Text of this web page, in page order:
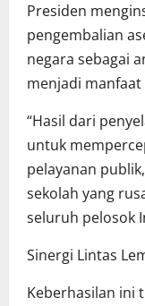
Presiden
pengembalian
negara sebagai
menjadi
“Hasil dari
untuk
pelayanan
sekolah yang
seluruh pelosok
Sinergi Lintas
Keberhasilan ini